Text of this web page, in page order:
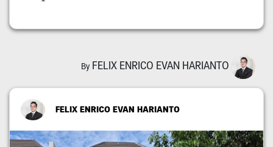
By FELIX ENRICO EVAN HARIANTO
FELIX ENRICO EVAN HARIANTO